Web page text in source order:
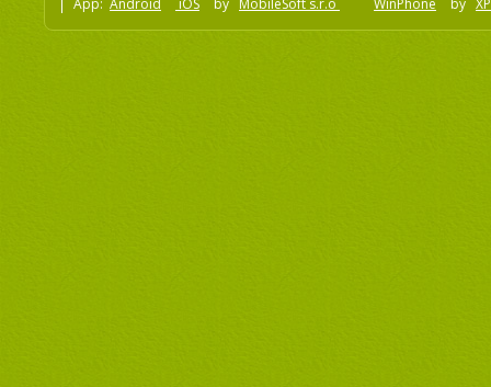
App: Android iOS by MobileSoft s.r.o WinPhone by